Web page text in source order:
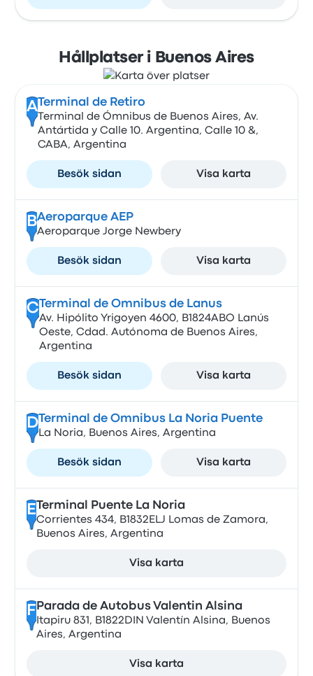
Hållplatser i Buenos Aires
A Terminal de Retiro
Terminal de Ómnibus de Buenos Aires, Av.
Antártida y Calle 10. Argentina, Calle 10 &,
CABA, Argentina
Besök sidan Visa karta
BAeroparque AEP
Aeroparque Jorge Newbery
Besök sidan Visa karta
CTerminal de Omnibus de Lanus
Av. Hipólito Yrigoyen 4600, B1824ABO Lanús
Oeste, Cdad. Autónoma de Buenos Aires,
Argentina
Besök sidan Visa karta
DTerminal de Omnibus La Noria Puente
La Noria, Buenos Aires, Argentina
Besök sidan Visa karta
E Terminal Puente La Noria
Corrientes 434, B1832ELJ Lomas de Zamora,
Buenos Aires, Argentina
Visa karta
F Parada de Autobus Valentin Alsina
Itapiru 831, B1822DIN Valentín Alsina, Buenos
Aires, Argentina
Visa karta